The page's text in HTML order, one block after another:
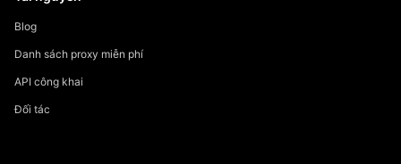
Blog
Danh sách proxy miễn phí
API công khai
Đối tác